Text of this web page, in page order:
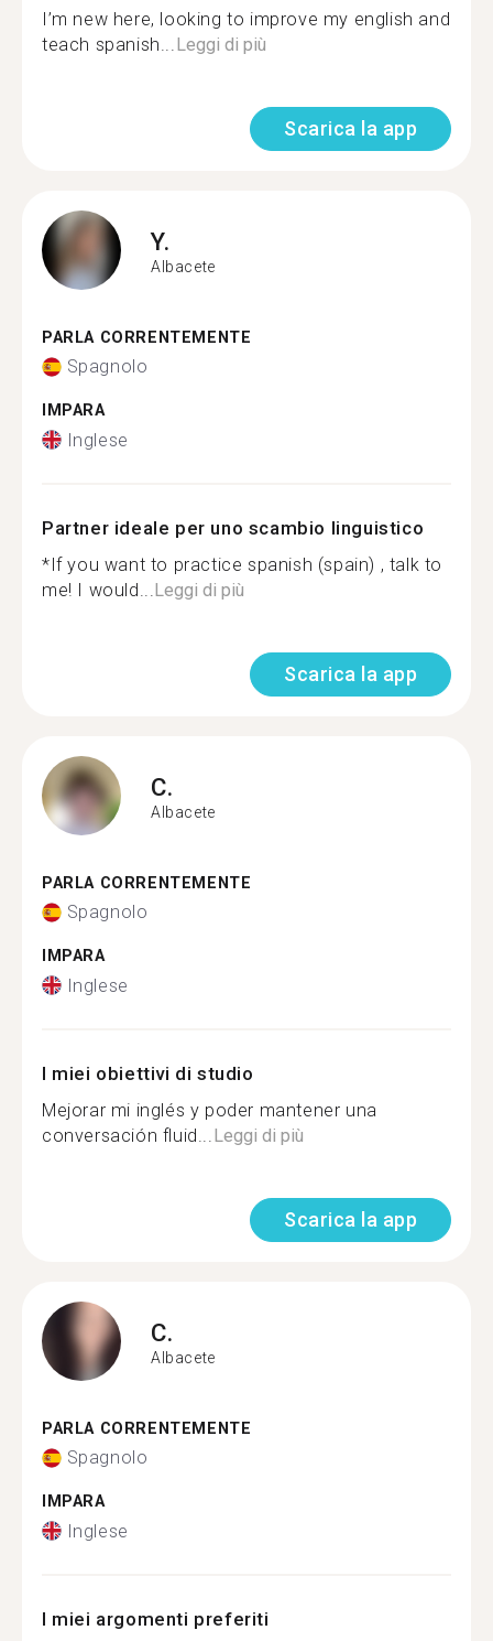
I’m new here, looking to improve my english and
teach spanish... Leggi di più
Scarica la app
Y.
Albacete
PARLA CORRENTEMENTE
Spagnolo
IMPARA
Inglese
Partner ideale per uno scambio linguistico
*If you want to practice spanish (spain) , talk to
me! I would... Leggi di più
Scarica la app
C.
Albacete
PARLA CORRENTEMENTE
Spagnolo
IMPARA
Inglese
I miei obiettivi di studio
Mejorar mi inglés y poder mantener una
conversación fluid... Leggi di più
Scarica la app
C.
Albacete
PARLA CORRENTEMENTE
Spagnolo
IMPARA
Inglese
I miei argomenti preferiti